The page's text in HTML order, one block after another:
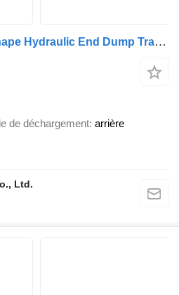
TITAN Heavy Duty U Shape Hydraulic End Dump Trailer for Sale- W
de déchargement arrière
Ltd.